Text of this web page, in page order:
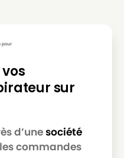
2700
T 2750
T 2950
sur
d’unesociété
commandes